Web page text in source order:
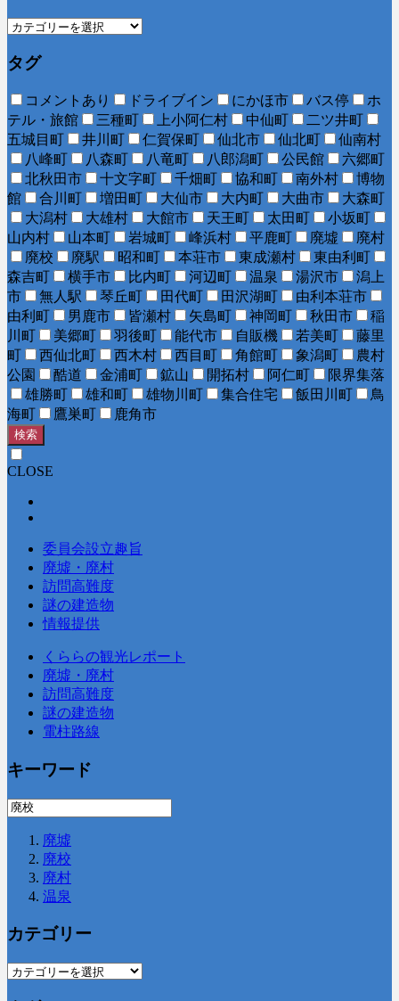
タグ
コメントあり ドライブイン にかほ市 バス停
ホ
テル・旅館
三種町 上小阿仁村 中仙町
二ツ井町
五城目町
井川町 仁賀保町 仙北市 仙北町
仙南村
八峰町
八森町 八竜町 八郎潟町 公民館
六郷町
北秋田市
十文字町 千畑町 協和町 南外村
博物
館
合川町 増田町 大仙市 大内町 大曲市
大森町
大潟村
大雄村 大館市 天王町 太田町
小坂町
山内村
山本町 岩城町 峰浜村 平鹿町 廃墟
廃村
廃校
廃駅 昭和町 本荘市 東成瀬村
東由利町
森吉町
横手市 比内町 河辺町 温泉 湯沢市
潟上
市
無人駅 琴丘町 田代町 田沢湖町
由利本荘市
由利町
男鹿市 皆瀬村 矢島町 神岡町 秋田市
稲
川町
美郷町 羽後町 能代市 自販機 若美町
藤里
町
西仙北町 西木村 西目町 角館町 象潟町
農村
公園
酷道 金浦町 鉱山 開拓村 阿仁町
限界集落
雄勝町
雄和町 雄物川町 集合住宅 飯田川町
鳥
海町
鷹巣町 鹿角市
検索
CLOSE
委員会設立趣旨
廃墟・廃村
訪問高難度
謎の建造物
情報提供
くららの観光レポート
廃墟・廃村
訪問高難度
謎の建造物
電柱路線
キーワード
廃墟
廃校
廃村
温泉
カテゴリー